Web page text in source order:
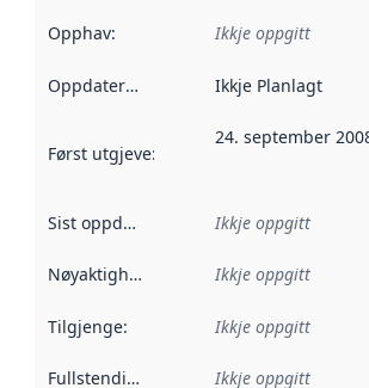
Opphav: Ikkje oppgitt
Oppdateringsfrekvens :
Ikkje Planlagt
Først utgjeve: Denne datoen seier når
24. september
Sist oppdatert Ikkje oppgitt
Nøyaktigheit Ikkje oppgitt
Tilgjenge: Ikkje oppgitt
Fullstendigheit Ikkje oppgitt